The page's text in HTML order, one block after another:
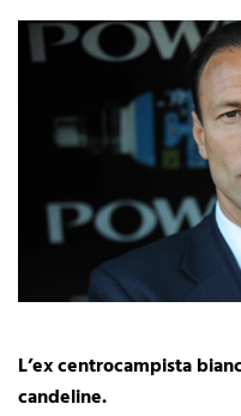
L’ex centrocampista
candeline.